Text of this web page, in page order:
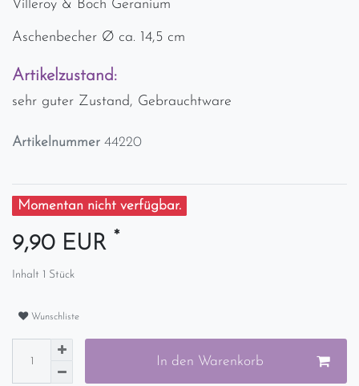
Villeroy & Boch Geranium
Aschenbecher Ø ca. 14,5 cm
Artikelzustand:
sehr guter Zustand, Gebrauchtware
Artikelnummer 44220
Momentan nicht verfügbar.
9,90 EUR *
Inhalt 1 Stück
Wunschliste
In den Warenkorb